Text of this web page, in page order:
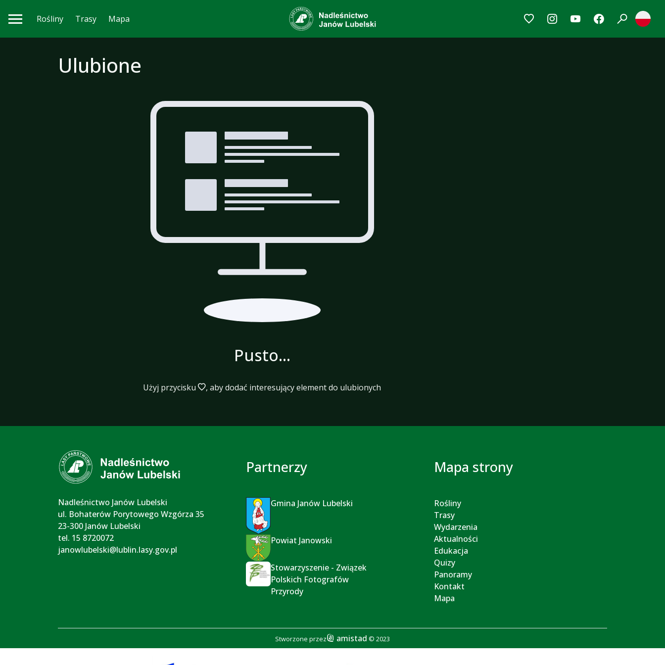
Rośliny Trasy Mapa
Ulubione
Pusto...
Użyj przycisku , aby dodać interesujący element do ulubionych
Nadleśnictwo Janów Lubelski
ul. Bohaterów Porytowego Wzgórza 35
23-300 Janów Lubelski
tel. 15 8720072
janowlubelski@lublin.lasy.gov.pl
Partnerzy
Gmina Janów Lubelski
Powiat Janowski
Stowarzyszenie - Związek
Polskich Fotografów
Przyrody
Mapa strony
Rośliny
Trasy
Wydarzenia
Aktualności
Edukacja
Quizy
Panoramy
Kontakt
Mapa
Stworzone przez amistad © 2023